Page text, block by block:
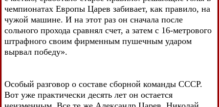
чемпионатах Европы Царев забивает, как правило, на
чужой машине. И на этот раз он сначала после
сольного прохода сравнял счет, а затем с 16-метрового
штрафного своим фирменным пушечным ударом
вырвал победу».
Особый разговор о составе сборной команды СССР.
Вот уже практически десять лет он остается